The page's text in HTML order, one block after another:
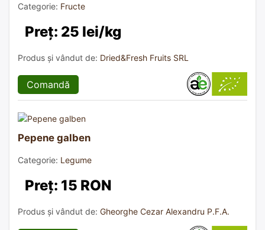
Categorie: Fructe
Preț: 25 lei/kg
Produs și vândut de: Dried&Fresh Fruits SRL
Comandă
Pepene galben
Categorie: Legume
Preț: 15 RON
Produs și vândut de: Gheorghe Cezar Alexandru P.F.A.